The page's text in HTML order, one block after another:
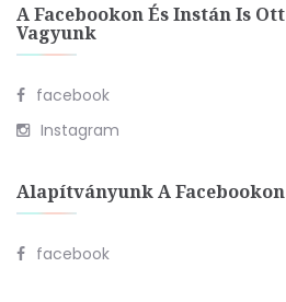
A Facebookon És Instán Is Ott
Vagyunk
facebook
Instagram
Alapítványunk A Facebookon
facebook